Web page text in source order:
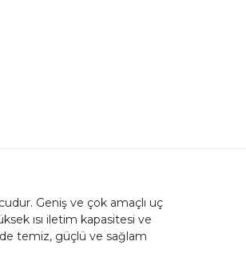
Geniş ve çok amaçlı uç
ısı iletim kapasitesi ve
temiz, güçlü ve sağlam